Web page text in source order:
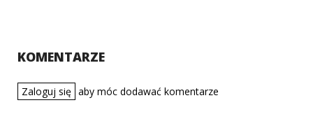
KOMENTARZE
Zaloguj się aby móc dodawać komentarze